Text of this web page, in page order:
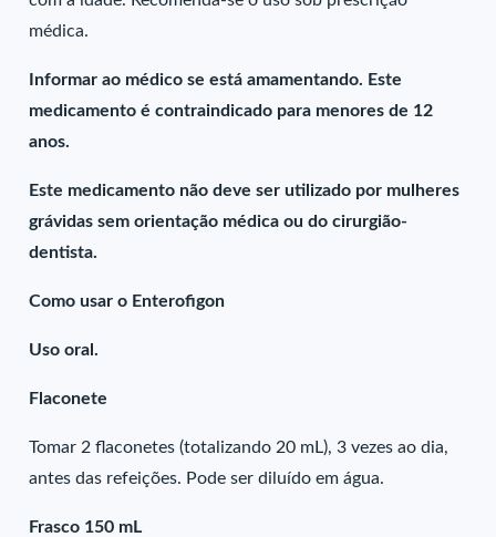
médica.
Informar ao médico se está amamentando. Este
medicamento é contraindicado para menores de 12
anos.
Este medicamento não deve ser utilizado por mulheres
grávidas sem orientação médica ou do cirurgião-
dentista.
Como usar o Enterofigon
Uso oral.
Flaconete
Tomar 2 flaconetes (totalizando 20 mL), 3 vezes ao dia,
antes das refeições. Pode ser diluído em água.
Frasco 150 mL